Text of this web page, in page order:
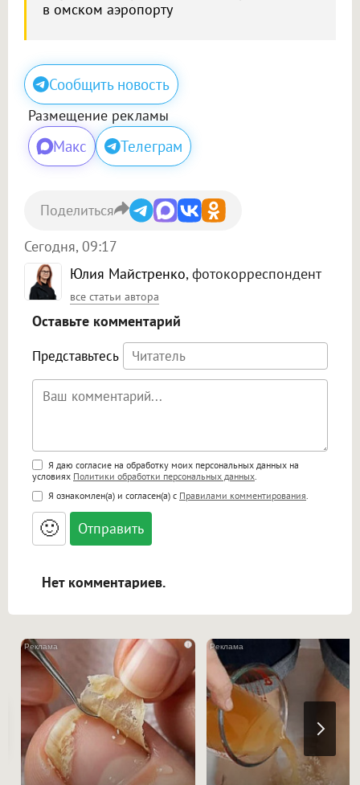
в омском аэропорту
Сообщить новость
Размещение рекламы
Макс Телеграм
Юлия Майстренко, фотокорреспондент
все статьи автора
Сегодня, 09:17
Поделиться
Оставьте комментарий
Представьтесь
Поддержка HTML
<b>, <strong>, <u>, <i>, <em>, <s>, <big>,
<small>, <sup>, <sub>, <pre>, <ul>, <ol>, <li>,
<blockquote>, <code> экранирует HTML,
адреса URL автоматически становятся
ссылками, и [img]адрес[/img] будет
Я даю согласие на обработку моих персональных данных на
условиях Политики обработки персональных данных.
Я ознакомлен(а) и согласен(а) с Правилами комментирования.
🙂
Нет комментариев.
i